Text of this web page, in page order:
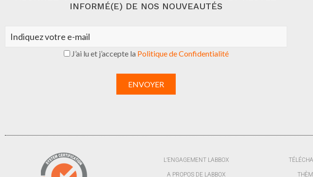
INFORMÉ(E) DE NOS NOUVEAUTÉS
J’ai lu et j’accepte la Politique de Confidentialité
L’ENGAGEMENT LABBOX
A PROPOS DE LABBOX